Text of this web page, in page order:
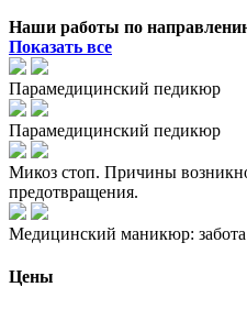
Наши работы по
Показать все
Парамедицинский педикюр
Парамедицинский педикюр
Микоз стоп. Причины
предотвращения.
Медицинский маникюр:
Цены